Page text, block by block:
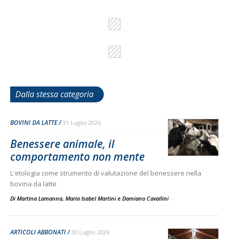
Dalla stessa categoria
BOVINI DA LATTE 31 Luglio 2026
Benessere animale, il
comportamento non mente
L'etologia come strumento di valutazione del benessere nella
bovina da latte
Di Martina Lamanna, Maria Isabel Martini e Damiano Cavallini -
ARTICOLI ABBONATI 30 Luglio 2026